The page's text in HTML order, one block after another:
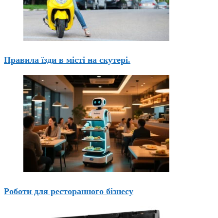
Правила їзди в місті на скутері.
Роботи для ресторанного бізнесу